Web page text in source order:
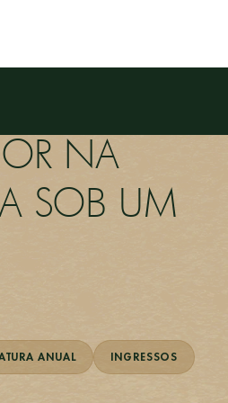
NA
SOB UM
ANUAL INGRESSOS